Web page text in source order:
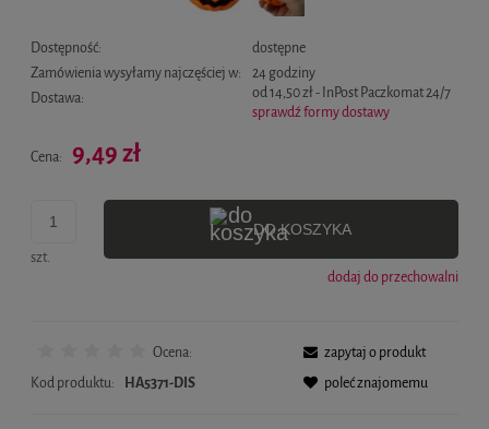
Dostępność:
dostępne
Zamówienia wysyłamy najczęściej w:
24 godziny
Dostawa:
od 14,50 zł- InPost Paczkomat 24/7
sprawdź formy dostawy
Cena: 9,49 zł
szt.
DO KOSZYKA
dodaj do przechowalni
Ocena:
Kod produktu:
HA5371-DIS
zapytaj o produkt
poleć znajomemu